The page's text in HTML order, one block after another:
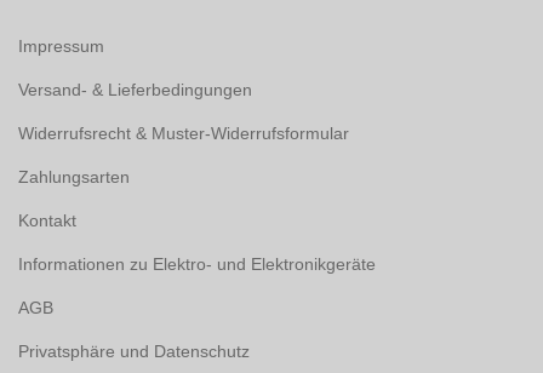
Impressum
Versand- & Lieferbedingungen
Widerrufsrecht & Muster-Widerrufsformular
Zahlungsarten
Kontakt
Informationen zu Elektro- und Elektronikgeräte
AGB
Privatsphäre und Datenschutz